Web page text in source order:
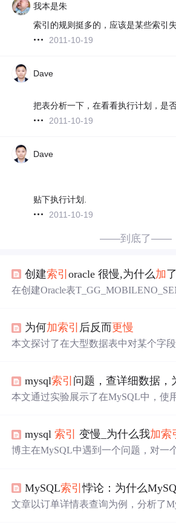
我本是朱
索引的规则挺多的，应该是某些索引
2011-10-19
Dave
把表分析一下，在看看执行计划，是否
2011-10-19
Dave
贴下执行计划.
2011-10-19
——到底了——
创建索引oracle 很慢,为什么加
在创建Oracle表
REA等可能由于参数设置不当导致创
涉及调整PCTFREE, INITRANS,
'神经网络']
为何加索引 后反而更慢
本文探讨了在大型数据表中对某个字
mysql索引 问题，查详细数据，
本文通过实验展示了在MySQL中，使
索引在统计数量时显著提升速度，而
前后缀索引的表现则相反。这表明在
mysql索引 变慢_为什么我加索
博主在MySQL中遇到一个问题，对一
无提升。表引擎为MyISAM，字符集为
加索引后查询效率下降，寻求专业解
MySQL索引悖论：为什么
文章以订单详情表查询为例，分析了